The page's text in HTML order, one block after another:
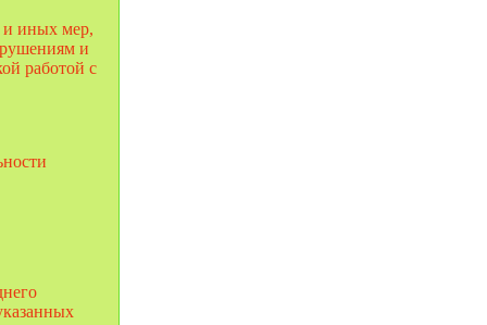
и иных мер,
и
работой с